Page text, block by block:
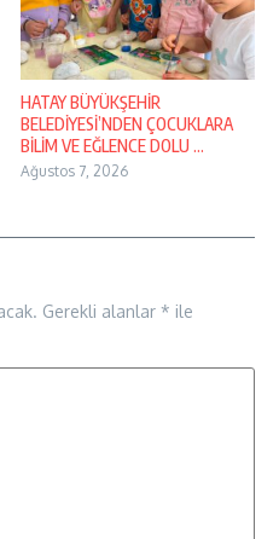
HATAY BÜYÜKŞEHİR
BELEDİYESİ’NDEN ÇOCUKLARA
BİLİM VE EĞLENCE DOLU ...
Ağustos 7, 2026
Gerekli alanlar * ile